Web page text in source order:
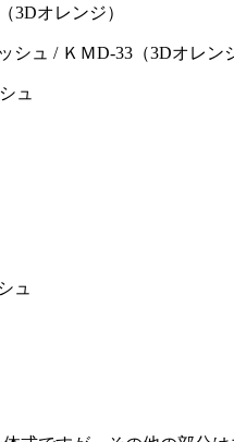
3Dオレンジ）
シュ / ＫＭD-33（3Dオレン
ュ
ュ